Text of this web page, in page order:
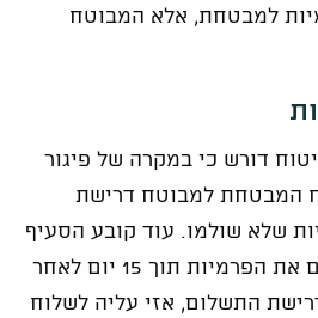
למבטחת, אלא המבוטח
הביטוח דורש כי במקרה של פיגור
המבטחת למבוטח דרישת
שלא שולמו. עוד קובע הסעיף
כי אם המבוטח לא שילם את הפרמיות תוך 15 יום לאחר
התשלום, אזי עליה לשלוח